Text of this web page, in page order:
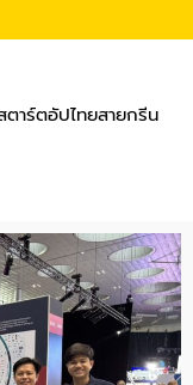
าร์ตอัปไทยสายกรีน